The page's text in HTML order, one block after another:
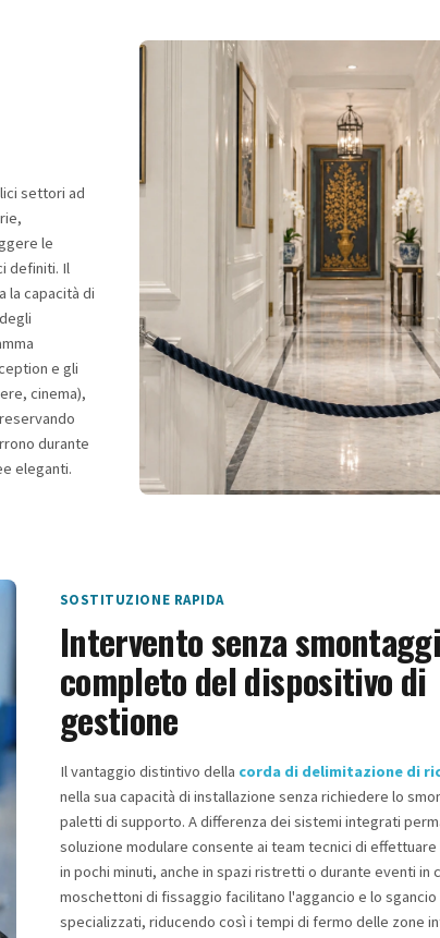
settori ad
le
definiti. Il
la capacità di
e gli
cinema),
durante
eleganti.
SOSTITUZIONE RAPIDA
Intervento senza
completo del dispositivo di
gestione
Il vantaggio distintivo della corda di delimitazione di
nella sua capacità di installazione senza richiedere lo
paletti di supporto. A differenza dei sistemi integrati
soluzione modulare consente ai team tecnici di
in pochi minuti, anche in spazi ristretti o durante eventi in
moschettoni di fissaggio facilitano l'aggancio e lo sgancio
specializzati, riducendo così i tempi di fermo delle zone